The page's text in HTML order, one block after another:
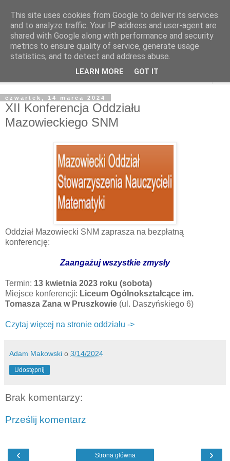
czwartek, 14 marca 2024
XII Konferencja Oddziału
Mazowieckiego SNM
Oddział Mazowiecki SNM zaprasza na bezpłatną
konferencję:
Zaangażuj wszystkie zmysły
Termin: 13 kwietnia 2023 roku (sobota)
Miejsce konferencji: Liceum Ogólnokształcące im.
Tomasza Zana w Pruszkowie (ul. Daszyńskiego 6)
Czytaj więcej na stronie oddziału ->
Adam Makowski o 3/14/2024
Udostępnij
Brak komentarzy:
Prześlij komentarz
‹ ›
Strona główna
This site uses cookies from Google to deliver its services
and to analyze traffic. Your IP address and user-agent are
shared with Google along with performance and security
metrics to ensure quality of service, generate usage
statistics, and to detect and address abuse.
LEARN MORE GOT IT